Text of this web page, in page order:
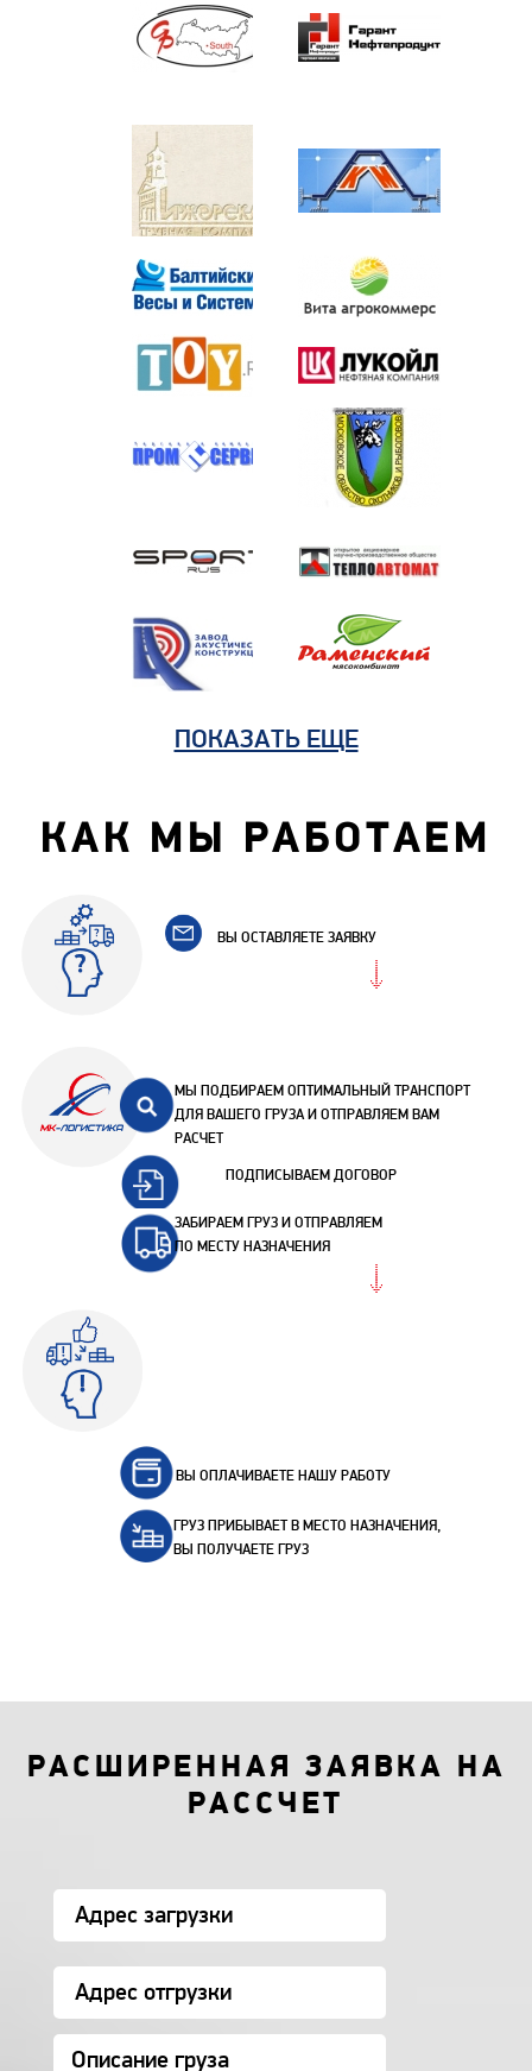
ПОКАЗАТЬ ЕЩЕ
КАК МЫ РАБОТАЕМ
ВЫ ОСТАВЛЯЕТЕ ЗАЯВКУ
МЫ ПОДБИРАЕМ ОПТИМАЛЬНЫЙ ТРАНСПОРТ
ДЛЯ ВАШЕГО ГРУЗА И ОТПРАВЛЯЕМ ВАМ
РАСЧЕТ
ПОДПИСЫВАЕМ ДОГОВОР
ЗАБИРАЕМ ГРУЗ И ОТПРАВЛЯЕМ
ПО МЕСТУ НАЗНАЧЕНИЯ
ВЫ ОПЛАЧИВАЕТЕ НАШУ РАБОТУ
ГРУЗ ПРИБЫВАЕТ В МЕСТО НАЗНАЧЕНИЯ,
ВЫ ПОЛУЧАЕТЕ ГРУЗ
РАСШИРЕННАЯ ЗАЯВКА НА
РАССЧЕТ